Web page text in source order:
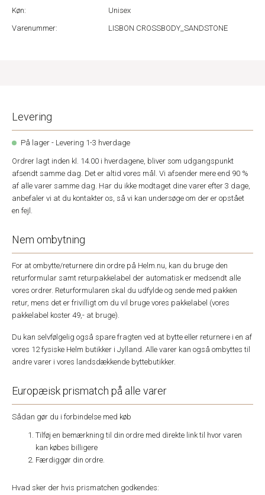
Køn:
Unisex
Varenummer:
LISBON CROSSBODY_SANDSTONE
Levering
På lager - Levering 1-3 hverdage
Ordrer lagt inden kl. 14.00 i hverdagene, bliver som udgangspunkt
afsendt samme dag. Det er altid vores mål. Vi afsender mere end 90 %
af alle varer samme dag. Har du ikke modtaget dine varer efter 3 dage,
anbefaler vi at du kontakter os, så vi kan undersøge om der er opstået
en fejl.
Nem ombytning
For at ombytte/returnere din ordre på Helm.nu, kan du bruge den
returformular samt returpakkelabel der automatisk er medsendt alle
vores ordrer. Returformularen skal du udfylde og sende med pakken
retur, mens det er frivilligt om du vil bruge vores pakkelabel (vores
pakkelabel koster 49,- at bruge).
Du kan selvfølgelig også spare fragten ved at bytte eller returnere i en af
vores 12 fysiske Helm butikker i Jylland. Alle varer kan også ombyttes til
andre varer i vores landsdækkende byttebutikker.
Europæisk prismatch på alle varer
Sådan gør du i forbindelse med køb
Tilføj en bemærkning til din ordre med direkte link til hvor varen
kan købes billigere
Færdiggør din ordre.
Hvad sker der hvis prismatchen godkendes: